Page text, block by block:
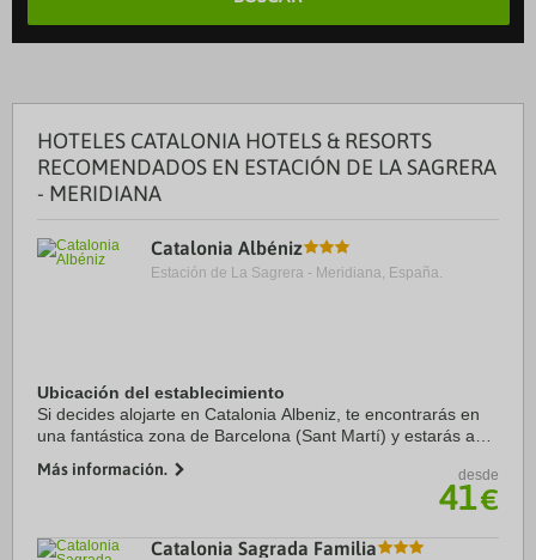
HOTELES CATALONIA HOTELS & RESORTS
RECOMENDADOS EN ESTACIÓN DE LA SAGRERA
- MERIDIANA
Catalonia Albéniz
Estación de La Sagrera - Meridiana, España.
Ubicación del establecimiento
Si decides alojarte en Catalonia Albeniz, te encontrarás en
una fantástica zona de Barcelona (Sant Martí) y estarás a
Plaza de Catalunya. Además, este ...
Más información. desde
41€
Catalonia Sagrada Familia